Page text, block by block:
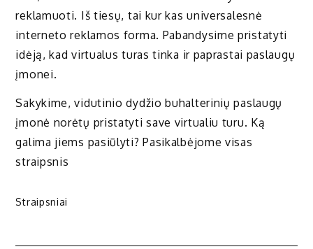
reklamuoti. Iš tiesų, tai kur kas universalesnė
interneto reklamos forma. Pabandysime pristatyti
idėją, kad virtualus turas tinka ir paprastai paslaugų
įmonei.
Sakykime, vidutinio dydžio buhalterinių paslaugų
įmonė norėtų pristatyti save virtualiu turu. Ką
galima jiems pasiūlyti? Pasikalbėjome visas
straipsnis
Straipsniai